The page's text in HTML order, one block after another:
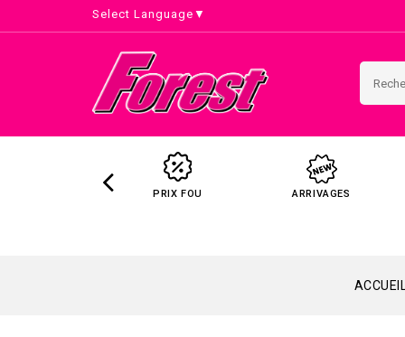
Select Language ▼
PRIX FOU ARRIVAGES